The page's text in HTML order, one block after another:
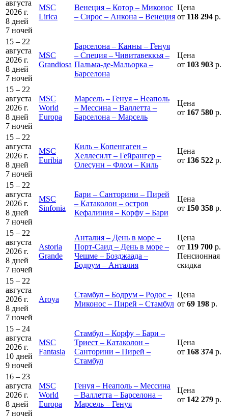
августа
2026 г.
8 дней
7 ночей
MSC
Lirica
Венеция – Котор – Миконос
– Сирос – Анкона – Венеция
Цена
от 118 294 р.
15 – 22
августа
2026 г.
8 дней
7 ночей
MSC
Grandiosa
Барселона – Канны – Генуя
– Специя – Чивитавеккья –
Пальма-де-Мальорка –
Барселона
Цена
от 103 903 р.
15 – 22
августа
2026 г.
8 дней
7 ночей
MSC
World
Europa
Марсель – Генуя – Неаполь
– Мессина – Валлетта –
Барселона – Марсель
Цена
от 167 580 р.
15 – 22
августа
2026 г.
8 дней
7 ночей
MSC
Euribia
Киль – Копенгаген –
Хеллесилт – Гейрангер –
Олесунн – Флом – Киль
Цена
от 136 522 р.
15 – 22
августа
2026 г.
8 дней
7 ночей
MSC
Sinfonia
Бари – Санторини – Пирей
– Катаколон – остров
Кефалиния – Корфу – Бари
Цена
от 150 358 р.
15 – 22
августа
2026 г.
8 дней
7 ночей
Astoria
Grande
Анталия – День в море –
Порт-Саид – День в море –
Чешме – Бозджаада –
Бодрум – Анталия
Цена
от 119 700 р.
Пенсионная
скидка
15 – 22
августа
2026 г.
8 дней
7 ночей
Aroya
Стамбул – Бодрум – Родос –
Миконос – Пирей – Стамбул
Цена
от 69 198 р.
15 – 24
августа
2026 г.
10 дней
9 ночей
MSC
Fantasia
Стамбул – Корфу – Бари –
Триест – Катаколон –
Санторини – Пирей –
Стамбул
Цена
от 168 374 р.
16 – 23
августа
2026 г.
8 дней
7 ночей
MSC
World
Europa
Генуя – Неаполь – Мессина
– Валлетта – Барселона –
Марсель – Генуя
Цена
от 142 279 р.